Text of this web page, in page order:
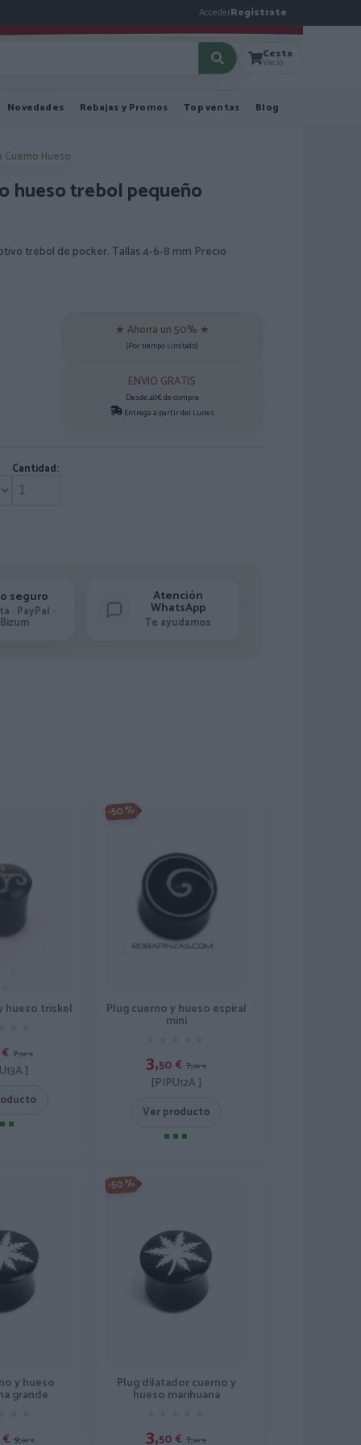
AccederRegístrate
Cesta
Vacío
Novedades Rebajas y Promos Top ventas Blog
Cuerno Hueso
hueso trebol pequeño
trebol de pocker. Tallas 4-6-8 mm Precio
★ Ahorra un 50% ★
[Por tiempo Limitado]
ENVIO GRATIS
Desde 40€ de compra
Entrega a partir del Lunes
Cantidad:
seguro
· PayPal ·
Bizum
Atención
WhatsApp
Te ayudamos
hueso triskel
€ 7,00 €
]
-50%
Plug cuerno y hueso espiral
mini
3,50 € 7,00 €
[PIPU12A ]
Ver producto
y hueso
grande
€ 9,00 €
-50%
Plug dilatador cuerno y
hueso marihuana
3,50 € 7,00 €